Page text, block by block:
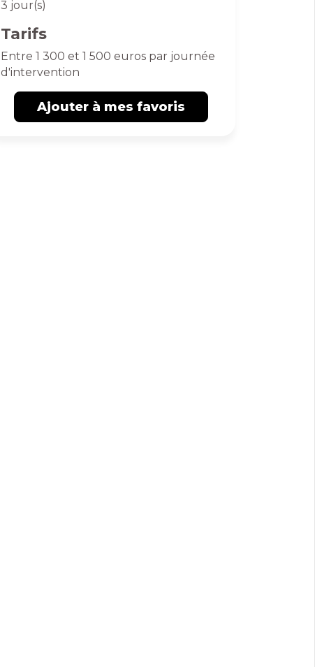
3 jour(s)
Tarifs
Entre 1 300 et 1 500 euros par journée
d'intervention
Ajouter à mes favoris